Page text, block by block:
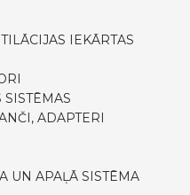
IEKĀRTAS
ADAPTERI
UN APAĻĀ SISTĒMA